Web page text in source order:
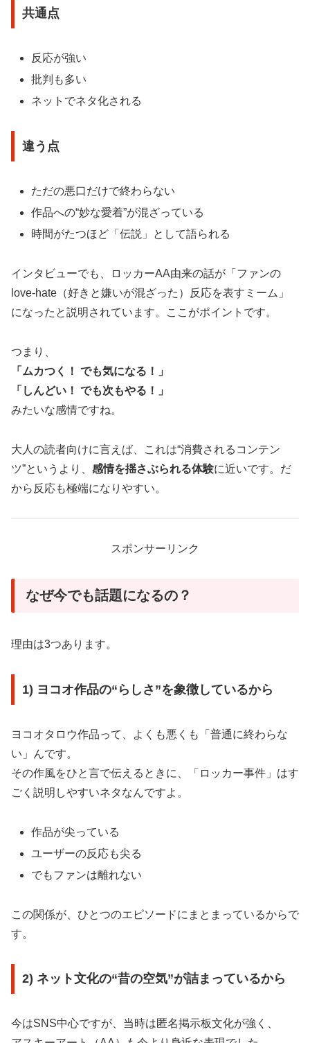
共通点
反応が強い
批判も多い
ネットでネタ化される
違う点
ただの悪口だけで終わらない
作品への“妙な愛着”が混ざっている
時間がたつほど「伝説」として語られる
インタビューでも、ロッカーAA由来の話が「ファンの
love-hate（好きと嫌いが混ざった）反応を表すミーム」
になったと説明されています。ここがポイントです。
つまり、
「ムカつく！ でも気になる！」
「しんどい！ でも次もやる！」
みたいな感情ですね。
大人の読者向けに言えば、これは“消費されるコンテン
ツ”というより、 感情を揺さぶられる体験に近いです。だ
から反応も極端になりやすい。
スポンサーリンク
なぜ今でも話題になるの？
理由は3つあります。
1) ヨコオ作品の“らしさ”を象徴しているから
ヨコオタロウ作品って、よくも悪くも「普通に終わらな
い」んです。
その作風をひと言で伝えるときに、「ロッカー事件」はす
ごく説明しやすいネタなんですよ。
作品が尖っている
ユーザーの反応も尖る
でもファンは離れない
この関係が、ひとつのエピソードにまとまっているからで
す。
2) ネット文化の“昔の空気”が詰まっているから
今はSNS中心ですが、当時は匿名掲示板文化が強く、